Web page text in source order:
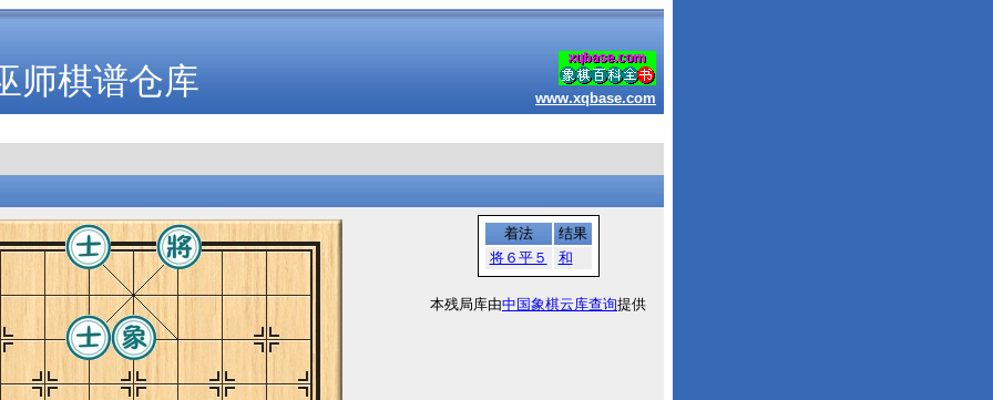
师棋谱仓库 www.xqbase.com
着法
结果
将６平５
和
本残局库由中国象棋云库查询提供